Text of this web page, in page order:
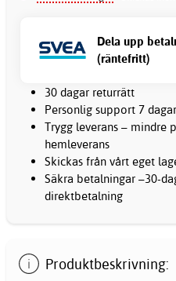
Dela upp
(räntefritt)
30 dagar returrätt
Personlig support 7
Trygg leverans –
hemleverans
Skickas från vårt eget
Säkra betalningar –30-
direktbetalning
Produktbeskrivning: